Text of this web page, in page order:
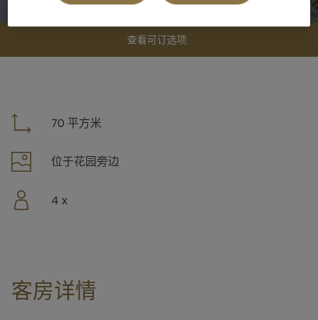
查看可订选项
70 平方米
位于花园旁边
4 x
客房详情